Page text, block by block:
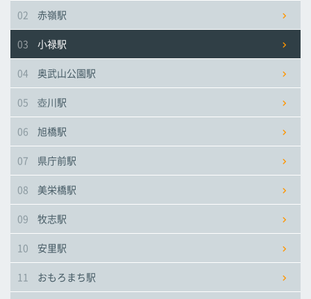
おもろまち駅
市立病院前駅
おもろまち駅
市立病院前駅
おもろまち駅
市立病院前駅
02 赤嶺駅
03 小禄駅
04 奥武山公園駅
05 壺川駅
06 旭橋駅
07 県庁前駅
08 美栄橋駅
09 牧志駅
10 安里駅
11 おもろまち駅